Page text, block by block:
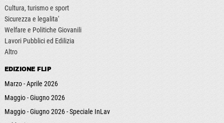
Cultura, turismo e sport
Sicurezza e legalita'
Welfare e Politiche Giovanili
Lavori Pubblici ed Edilizia
Altro
EDIZIONE FLIP
Marzo - Aprile 2026
Maggio - Giugno 2026
Maggio - Giugno 2026 - Speciale InLav